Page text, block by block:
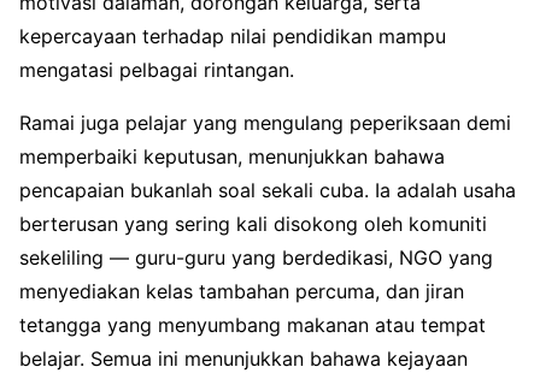
kepercayaan terhadap nilai pendidikan mampu
mengatasi pelbagai rintangan.
Ramai juga pelajar yang mengulang peperiksaan demi
memperbaiki keputusan, menunjukkan bahawa
pencapaian bukanlah soal sekali cuba. Ia adalah usaha
berterusan yang sering kali disokong oleh komuniti
sekeliling — guru-guru yang berdedikasi, NGO yang
menyediakan kelas tambahan percuma, dan jiran
tetangga yang menyumbang makanan atau tempat
belajar. Semua ini menunjukkan bahawa kejayaan